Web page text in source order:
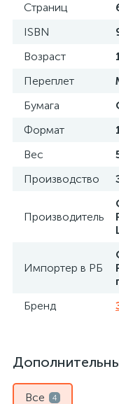
Страниц
ISBN
Возраст
Переплет
Бумага
Формат
Вес
Производство
Производитель
Импортер в РБ
Бренд
Все 4